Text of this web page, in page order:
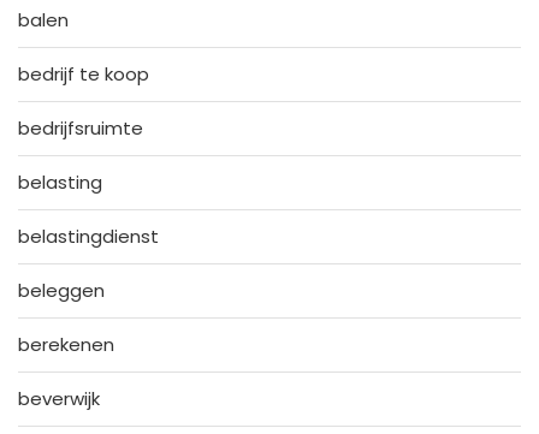
balen
bedrijf te koop
bedrijfsruimte
belasting
belastingdienst
beleggen
berekenen
beverwijk